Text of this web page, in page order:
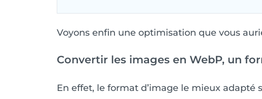
Voyons enfin une optimisation que vous
Convertir les images en WebP, un
En effet, le format d’image le mieux adapté